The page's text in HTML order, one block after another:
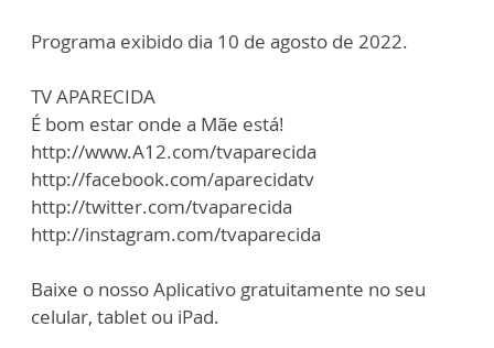
Programa exibido dia 10 de agosto de 2022.
TV APARECIDA
É bom estar onde a Mãe está!
http://www.A12.com/tvaparecida
http://facebook.com/aparecidatv
http://twitter.com/tvaparecida
http://instagram.com/tvaparecida
Baixe o nosso Aplicativo gratuitamente no seu
celular, tablet ou iPad.